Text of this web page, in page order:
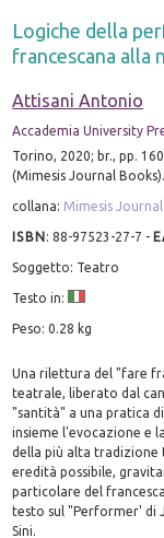
Logiche della
francescana alla
Attisani Antonio
Accademia University
Torino, 2020; br., pp.
(Mimesis Journal Books).
collana: Mimesis
ISBN:88-97523-27-7 -
Soggetto: Teatro
Testo in:
Peso: 0.28 kg
Una rilettura del "fare
teatrale, liberato dal
"santità" a una pratica
insieme l'evocazione e
della più alta tradizione
eredità possibile,
particolare del
testo sul "Performer' di
Sini.